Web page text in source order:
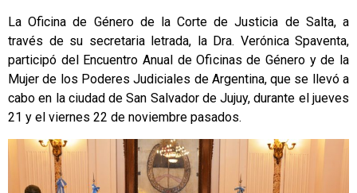
La Oficina de Género de la Corte de Justicia de Salta, a
través de su secretaria letrada, la Dra. Verónica Spaventa,
participó del Encuentro Anual de Oficinas de Género y de la
Mujer de los Poderes Judiciales de Argentina, que se llevó a
cabo en la ciudad de San Salvador de Jujuy, durante el jueves
21 y el viernes 22 de noviembre pasados.